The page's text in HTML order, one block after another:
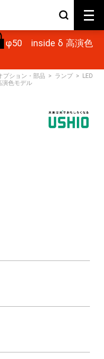
φ50 inside δ 高演色
プション・部品 > ランプ >
LED
色モデル